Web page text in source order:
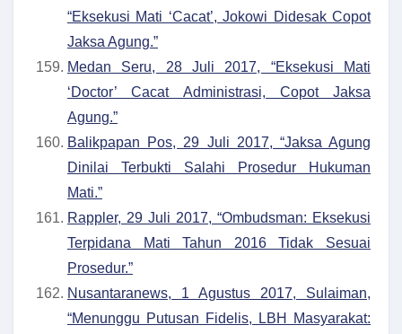
“Eksekusi Mati ‘Cacat’, Jokowi Didesak Copot
Jaksa Agung.”
Medan Seru, 28 Juli 2017, “Eksekusi Mati
‘Doctor’ Cacat Administrasi, Copot Jaksa
Agung.”
Balikpapan Pos, 29 Juli 2017, “Jaksa Agung
Dinilai Terbukti Salahi Prosedur Hukuman
Mati.”
Rappler, 29 Juli 2017, “Ombudsman: Eksekusi
Terpidana Mati Tahun 2016 Tidak Sesuai
Prosedur.”
Nusantaranews, 1 Agustus 2017, Sulaiman,
“Menunggu Putusan Fidelis, LBH Masyarakat: